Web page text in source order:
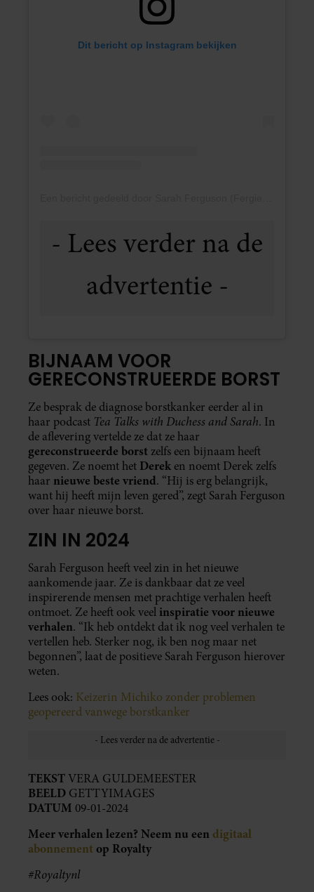
Dit bericht op Instagram bekijken
BIJNAAM VOOR
GERECONSTRUEERDE BORST
Ze besprak de diagnose borstkanker eerder al in
haar podcast Tea Talks with Duchess and Sarah. In
de aflevering vertelde ze dat ze haar
gereconstrueerde borst zelfs een bijnaam heeft
gegeven. Ze noemt het Derek en noemt Derek zelfs
haar nieuwe beste vriend. “Hij is erg belangrijk,
want hij heeft mijn leven gered”, zegt Sarah Ferguson
over haar nieuwe borst.
ZIN IN 2024
Sarah Ferguson heeft veel zin in het nieuwe
aankomende jaar. Ze is dankbaar dat ze veel
inspirerende mensen met prachtige verhalen heeft
ontmoet. Ze heeft ook veel inspiratie voor nieuwe
verhalen. “Ik heb ontdekt dat ik nog veel verhalen te
vertellen heb. Sterker nog, ik ben nog maar net
begonnen”, laat de positieve Sarah Ferguson hierover
weten.
Lees ook: Keizerin Michiko zonder problemen
geopereerd vanwege borstkanker
TEKSTVERA GULDEMEESTER
BEELD GETTYIMAGES
DATUM 09-01-2024
Meer verhalen lezen? Neem nu een digitaal
abonnement op Royalty
#Royaltynl